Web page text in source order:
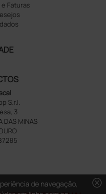
Faturas
S.r.l.
3
DAS MINAS
cancel
de navegação,